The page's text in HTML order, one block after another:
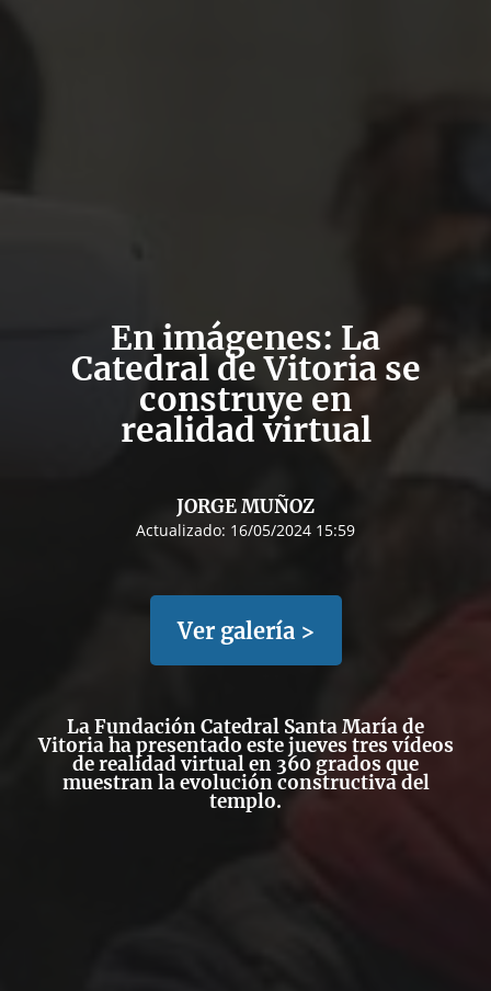
En imágenes: La
Catedral de Vitoria se
construye en
realidad virtual
JORGE MUÑOZ
Actualizado: 16/05/2024 15:59
Ver galería >
La Fundación Catedral Santa María de
Vitoria ha presentado este juevestres vídeos
de realidad virtual en 360 gradosque
muestran la evolución constructiva del
templo.